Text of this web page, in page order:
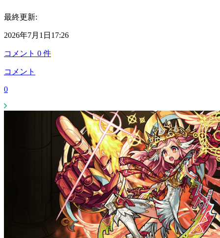
最終更新:
2026年7月1日17:26
コメント 0 件
コメント
0